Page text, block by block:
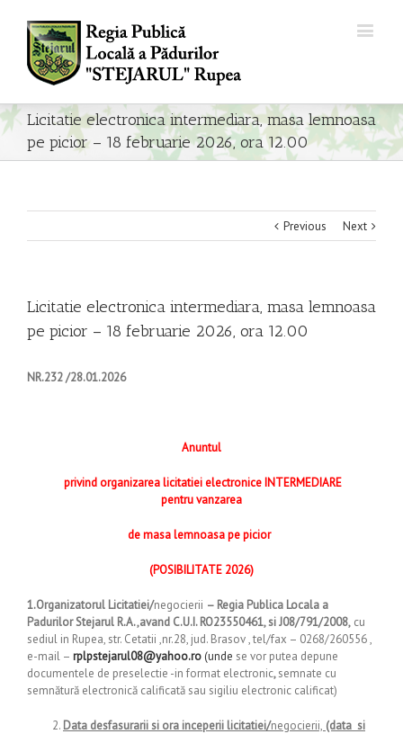
Licitatie electronica intermediara, masa lemnoasa
pe picior – 18 februarie 2026, ora 12.00
Previous Next
Licitatie electronica intermediara, masa lemnoasa
pe picior – 18 februarie 2026, ora 12.00
NR.232 /28.01.2026
Anuntul
privind organizarea licitatiei electronice INTERMEDIARE
pentru vanzarea
de masa lemnoasa pe picior
(POSIBILITATE 2026)
1.Organizatorul Licitatiei/negocierii – Regia Publica Locala a
Padurilor Stejarul R.A.,avand C.U.I. RO23550461, si J08/791/2008, cu
sediul in Rupea, str. Cetatii ,nr.28, jud. Brasov , tel/fax – 0268/260556 ,
e-mail – rplpstejarul08@yahoo.ro (unde se vor putea depune
documentele de preselectie -in format electronic,semnate cu
semnătură electronică calificată sau sigiliu electronic calificat)
Data desfasurarii si ora inceperii licitatiei/negocierii, (data si